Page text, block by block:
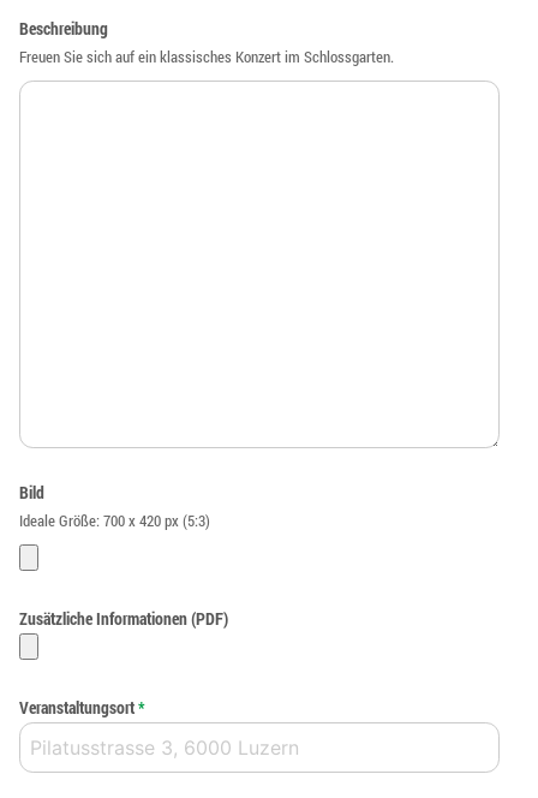
Beschreibung
Freuen Sie sich auf ein klassisches Konzert im Schlossgarten.
Bild
Ideale Größe: 700 x 420 px (5:3)
Zusätzliche Informationen (PDF)
Veranstaltungsort*